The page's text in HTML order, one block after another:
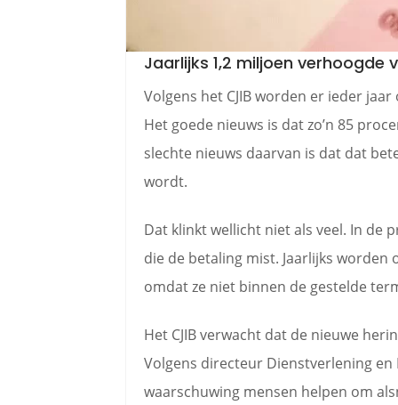
Jaarlijks 1,2 miljoen verhoogde
Volgens het CJIB worden er ieder
Het goede nieuws is dat zo’n 85
slechte nieuws daarvan is dat dat
wordt.
Dat klinkt wellicht niet als veel. In de
die de betaling mist. Jaarlijks
omdat ze niet binnen de gestelde
Het CJIB verwacht dat de nieuwe
Volgens directeur Dienstverlening
waarschuwing mensen helpen om